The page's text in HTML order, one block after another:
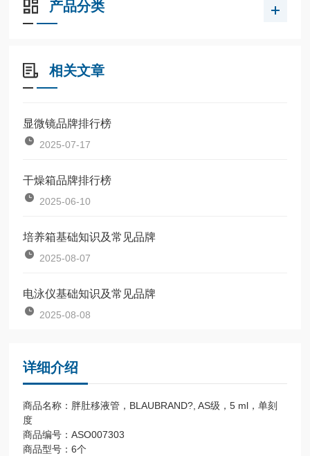
产品分类
相关文章
显微镜品牌排行榜
2025-07-17
干燥箱品牌排行榜
2025-06-10
培养箱基础知识及常见品牌
2025-08-07
电泳仪基础知识及常见品牌
2025-08-08
详细介绍
商品名称：胖肚移液管，BLAUBRAND?, AS级，5 ml，单刻
度
商品编号：ASO007303
商品型号：6个